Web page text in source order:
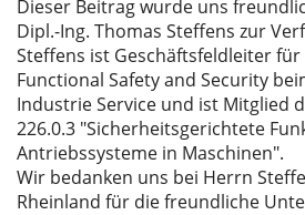
Dieser Beitrag wurde uns
Dipl.-Ing. Thomas Steffens zur
Steffens ist Geschäftsfeldleiter für
Functional Safety and Security
Industrie Service und ist Mitglied
226.0.3 "Sicherheitsgerichtete
Antriebssysteme in Maschinen".
Wir bedanken uns bei Herrn
Rheinland für die freundliche